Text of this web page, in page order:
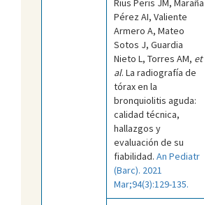
Pérez AI, Valiente
Armero A, Mateo
Sotos J, Guardia
Nieto L, Torres AM, et
al. La radiografía de
tórax en la
bronquiolitis aguda:
calidad técnica,
hallazgos y
evaluación de su
fiabilidad. An Pediatr
(Barc). 2021
Mar;94(3):129-135.